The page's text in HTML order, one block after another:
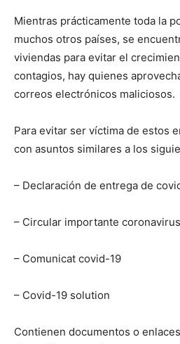
Mientras prácticamente toda la
muchos otros países, se
viviendas para evitar el
contagios, hay quienes
correos electrónicos maliciosos.
Para evitar ser víctima de estos
con asuntos similares a los
– Declaración de entrega de
– Circular importante coronavirus
– Comunicat covid-19
– Covid-19 solution
Contienen documentos o